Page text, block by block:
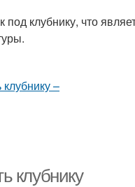
клубнику, что
клубнику